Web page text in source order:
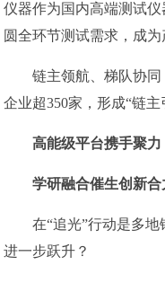
仪器作为国内高端测试
圆全环节测试需求，成为
链主领航、梯队协同
企业超350家，形成“链
高能级平台携手聚力
学研融合催生创新合
在“追光”行动是多地
进一步跃升？